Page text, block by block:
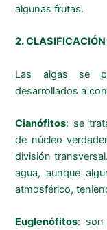
algunas frutas.
2.
Las algas se
desarrollados a
Cianófitos: se
de núcleo
división
agua, aunque
atmosférico,
Euglenófitos: son